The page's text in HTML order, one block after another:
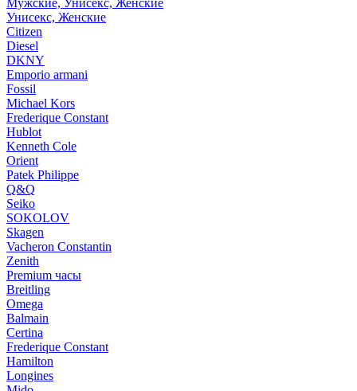
Мужские, Унисекс, Женские
Унисекс, Женские
Citizen
Diesel
DKNY
Emporio armani
Fossil
Michael Kors
Frederique Constant
Hublot
Kenneth Cole
Orient
Patek Philippe
Q&Q
Seiko
SOKOLOV
Skagen
Vacheron Constantin
Zenith
Premium часы
Breitling
Omega
Balmain
Certina
Frederique Constant
Hamilton
Longines